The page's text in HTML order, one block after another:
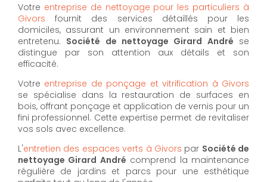
Votre entreprise de nettoyage pour les particuliers à
Givors fournit des services détaillés pour les
domiciles, assurant un environnement sain et bien
entretenu. Société de nettoyage Girard André se
distingue par son attention aux détails et son
efficacité.
Votre entreprise de ponçage et vitrification à Givors
se spécialise dans la restauration de surfaces en
bois, offrant ponçage et application de vernis pour un
fini professionnel. Cette expertise permet de revitaliser
vos sols avec excellence.
L'entretien des espaces verts à Givors par Société de
nettoyage Girard André comprend la maintenance
régulière de jardins et parcs pour une esthétique